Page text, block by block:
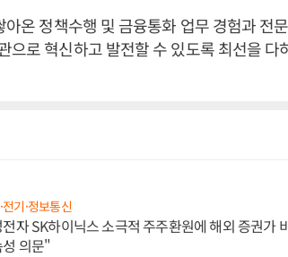
온 정책수행 및 금융통화 업무 경험과 전
으로 혁신하고 발전할 수 있도록 최선을 다
전기·정보통신
자 SK하이닉스 소극적 주주환원에 해외 증권가
의문"